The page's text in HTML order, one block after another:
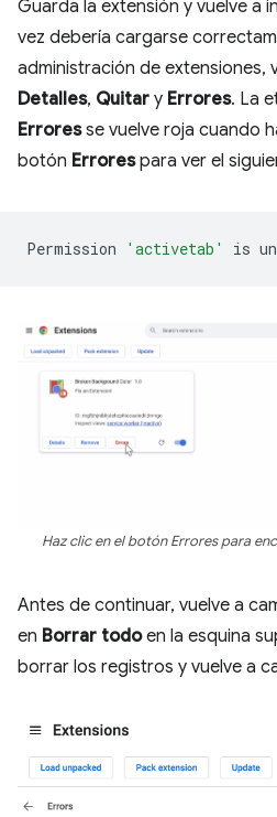
Guarda la extensión y vuelve a
vez debería cargarse
administración de extensiones,
Detalles, Quitar y Errores. La
Erroresse vuelve roja cuando
botón Errorespara ver el
Permission 'activetab' is
Haz clic en el botón Errores para
Antes de continuar, vuelve a
en Borrar todoen la esquina
borrar los registros y vuelve a